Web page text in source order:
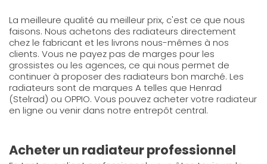
La meilleure qualité au meilleur prix, c'est ce que nous
faisons. Nous achetons des radiateurs directement
chez le fabricant et les livrons nous-mêmes à nos
clients. Vous ne payez pas de marges pour les
grossistes ou les agences, ce qui nous permet de
continuer à proposer des radiateurs bon marché. Les
radiateurs sont de marques A telles que Henrad
(Stelrad) ou OPPIO. Vous pouvez acheter votre radiateur
en ligne ou venir dans notre entrepôt central.
Acheter un radiateur professionnel